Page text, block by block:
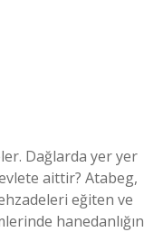
Dağlarda yer yer
aittir? Atabeg,
eğiten ve
hanedanlığın